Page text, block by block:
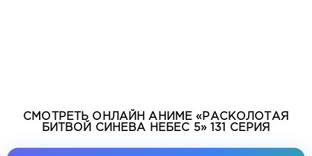
СМОТРЕТЬ ОНЛАЙН АНИМЕ «РАСКОЛОТАЯ
БИТВОЙ СИНЕВА НЕБЕС 5» 131 СЕРИЯ